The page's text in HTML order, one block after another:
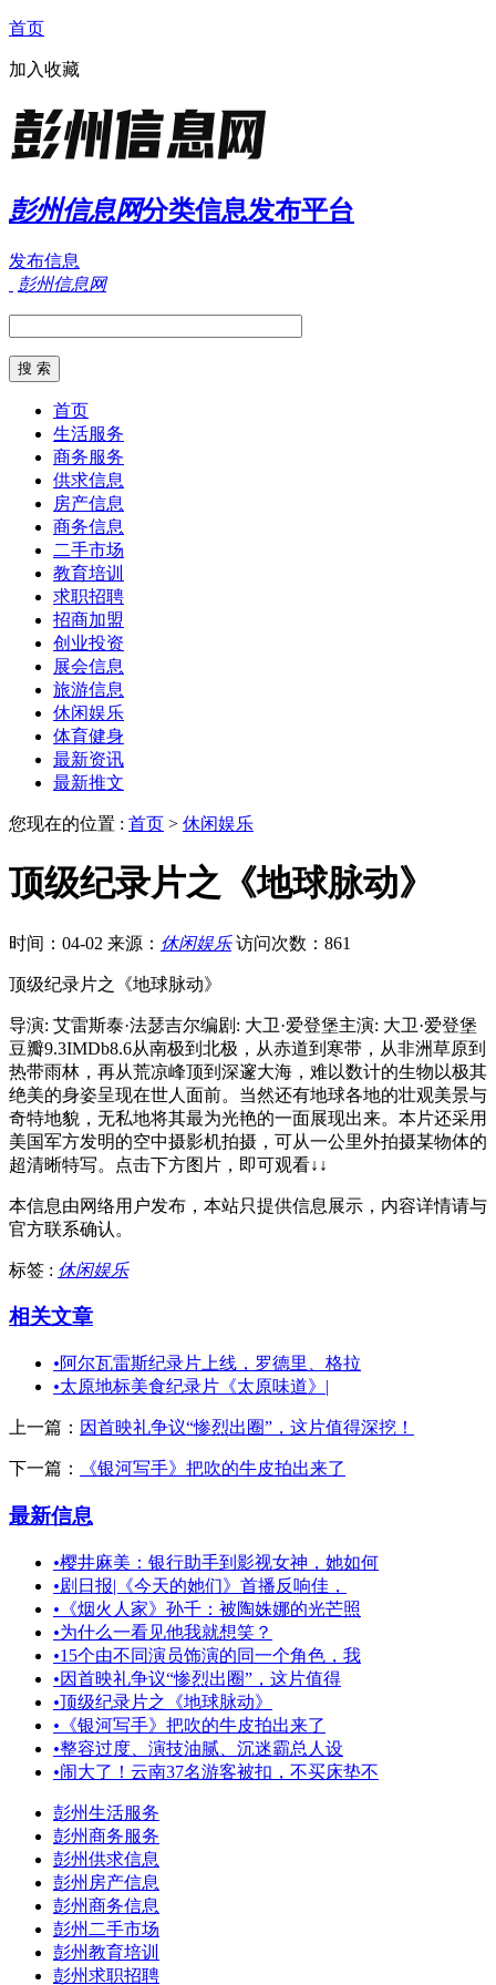
首页
加入收藏
彭州信息网分类信息发布平台
发布信息
彭州信息网
首页
生活服务
商务服务
供求信息
房产信息
商务信息
二手市场
教育培训
求职招聘
招商加盟
创业投资
展会信息
旅游信息
休闲娱乐
体育健身
最新资讯
最新推文
您现在的位置 : 首页 > 休闲娱乐
顶级纪录片之《地球脉动》
时间：04-02 来源： 休闲娱乐 访问次数：861
顶级纪录片之《地球脉动》
导演: 艾雷斯泰·法瑟吉尔编剧: 大卫·爱登堡主演: 大卫·爱登堡
豆瓣9.3IMDb8.6从南极到北极，从赤道到寒带，从非洲草原到
热带雨林，再从荒凉峰顶到深邃大海，难以数计的生物以极其
绝美的身姿呈现在世人面前。当然还有地球各地的壮观美景与
奇特地貌，无私地将其最为光艳的一面展现出来。本片还采用
美国军方发明的空中摄影机拍摄，可从一公里外拍摄某物体的
超清晰特写。点击下方图片，即可观看↓↓
本信息由网络用户发布， 本站只提供信息展示，内容详情请与
官方联系确认。
标签 : 休闲娱乐
相关文章
•阿尔瓦雷斯纪录片上线，罗德里、格拉
•太原地标美食纪录片《太原味道》|
上一篇： 因首映礼争议“惨烈出圈”，这片值得深挖！
下一篇： 《银河写手》把吹的牛皮拍出来了
最新信息
•樱井麻美：银行助手到影视女神，她如何
•剧日报|《今天的她们》首播反响佳，
• 《烟火人家》孙千：被陶姝娜的光芒照
•为什么一看见他我就想笑？
•15个由不同演员饰演的同一个角色，我
•因首映礼争议“惨烈出圈”，这片值得
•顶级纪录片之《地球脉动》
• 《银河写手》把吹的牛皮拍出来了
•整容过度、演技油腻、沉迷霸总人设
•闹大了！云南37名游客被扣，不买床垫不
彭州生活服务
彭州商务服务
彭州供求信息
彭州房产信息
彭州商务信息
彭州二手市场
彭州教育培训
彭州求职招聘